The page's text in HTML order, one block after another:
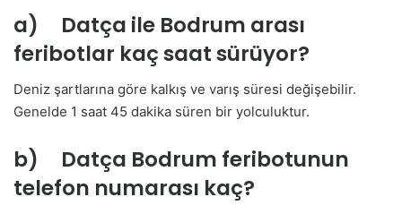
a) Datça ile Bodrum arası
feribotlar kaç saat sürüyor?
Deniz şartlarına göre kalkış ve varış süresi değişebilir.
Genelde 1 saat 45 dakika süren bir yolculuktur.
b) Datça Bodrum feribotunun
telefon numarası kaç?